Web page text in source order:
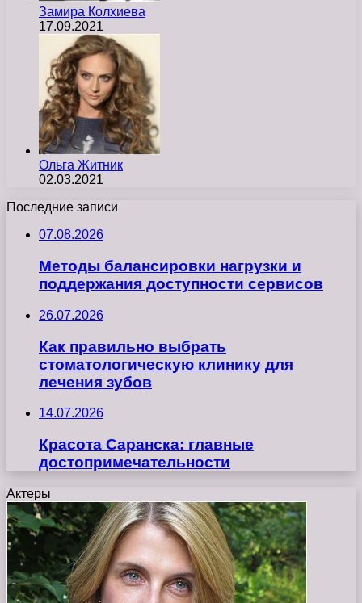
Замира Колхиева
17.09.2021
Ольга Житник
02.03.2021
Последние записи
07.08.2026
Методы балансировки нагрузки и
поддержания доступности сервисов
26.07.2026
Как правильно выбрать
стоматологическую клинику для
лечения зубов
14.07.2026
Красота Саранска: главные
достопримечательности
Актеры